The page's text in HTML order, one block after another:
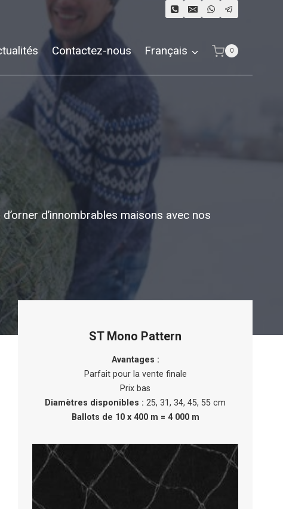
Contactez-nous Français 0
d’innombrables maisons avec nos
ST Mono Pattern
Avantages :
Parfait pour la vente finale
Prix bas
Diamètres disponibles : 25, 31, 34, 45, 55 cm
Ballots de 10 x 400 m = 4 000 m